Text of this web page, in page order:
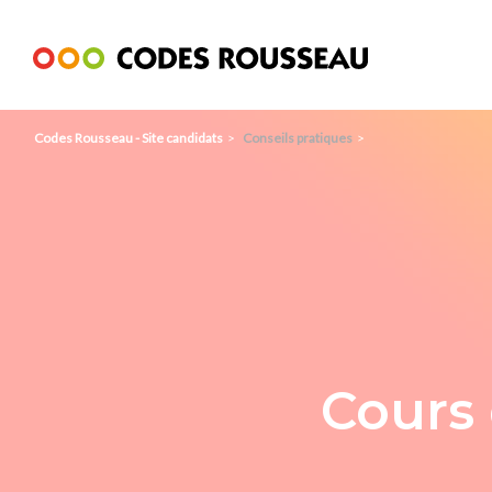
Codes Rousseau - Site candidats Conseils pratiques